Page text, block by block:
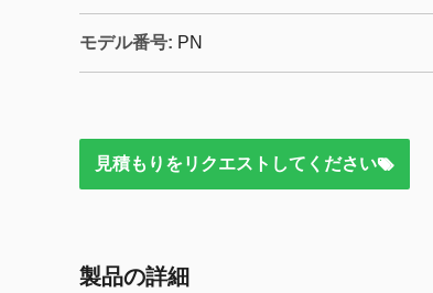
モデル番号: PN
見積もりをリクエストしてください
製品の詳細